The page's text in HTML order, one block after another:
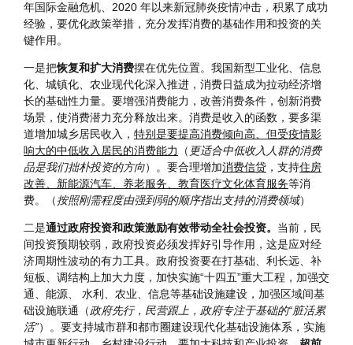
总需求不足是当前经济运行面临的突出矛盾。 必须大力实施扩
大内需战略，采取更加有力的措施，使社会再生产实现良性循
年国际金融危机、2020 年以来新冠肺炎疫情冲击，积累了成功
经验，要优化政策举措，充分发挥消费的基础作用和投资的关
键作用。
一是把恢复和扩大消费 摆在优先位置。我国新型工业化、信息
化、城镇化、农业现代化深入推进，消费日益成为拉动经济增
长的基础性力量。要增强消费能力，改善消费条件，创新消费
场景，使消费潜力充分释放出来。消费是收入的函数，要多渠
道增加城乡居民收入，特别是要提高消费倾向高、但受疫情影
响大的中低收入居民的消费能力
更适合中低收入人群的消费
品是我们拙朴投资的方向）。要合理增加消费信贷，支持 住房
改善、新能源汽车、养老服务、教育医疗文化体育服务等消
费。（按照刚需程度由强到弱的顺序指出支持的消费领域
二是 通过政府投资和政策激励有效带动全社会投资。当前，民
间投资预期较弱，政府投资必须发挥好引导作用，这是应对经
济周期性波动的有力工具。政府投资要在打基础、利长远、补
短板、调结构上加大力度，加快实施“十四五”重大工程，加强交